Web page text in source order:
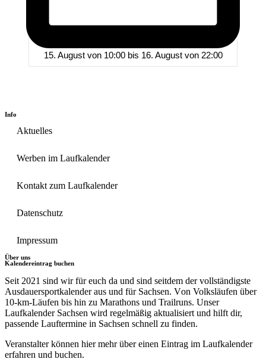
15. August von 10:00bis 16. August von 22:00
Info
Aktuelles
Werben im Laufkalender
Kontakt zum Laufkalender
Datenschutz
Impressum
Über uns
Kalendereintrag buchen
Seit 2021 sind wir für euch da und sind seitdem der vollständigste
Ausdauersportkalender aus und für Sachsen. Von Volksläufen über
10-km-Läufen bis hin zu Marathons und Trailruns. Unser
Laufkalender Sachsen wird regelmäßig aktualisiert und hilft dir,
passende Lauftermine in Sachsen schnell zu finden.
Veranstalter können hier mehr über einen Eintrag im Laufkalender
erfahren und buchen.